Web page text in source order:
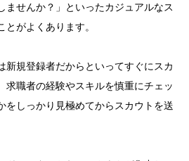
ませんか？」といったカジュアルなス
がよくあります。
新規登録者だからといってすぐにスカ
求職者の経験やスキルを慎重にチェッ
をしっかり見極めてからスカウトを送